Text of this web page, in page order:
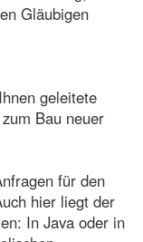
Gläubigen
geleitete
Bau neuer
für den
hier liegt der
In Java oder in